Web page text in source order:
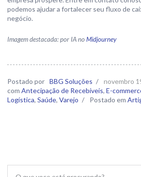
podemos ajudar a fortalecer seu fluxo de
negócio.
Imagem destacada: por IA noMidjourney
Postado por BBG Soluções / novembro
com Antecipação de Recebíveis, E-
Logística, Saúde, Varejo / Postado em